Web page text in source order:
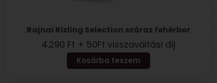
Rajnai Rizling Selection száraz fehérbor
4.290 Ft + 50Ft visszaváltási díj
Kosárba teszem